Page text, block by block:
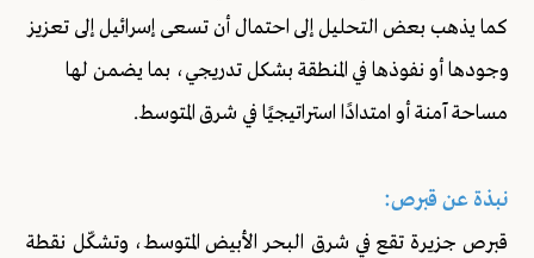
كما يذهب بعض التحليل إلى احتمال أن تسعى إسرائيل إلى تعزيز
وجودها أو نفوذها في المنطقة بشكل تدريجي، بما يضمن لها
مساحة آمنة أو امتدادًا استراتيجيًا في شرق المتوسط.
نبذة عن قبرص:
قبرص جزيرة تقع في شرق البحر الأبيض المتوسط، وتشكّل نقطة